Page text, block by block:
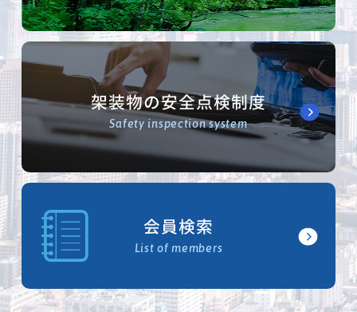
架装物の安全点検制度
Safety inspection system
会員検索
List of members